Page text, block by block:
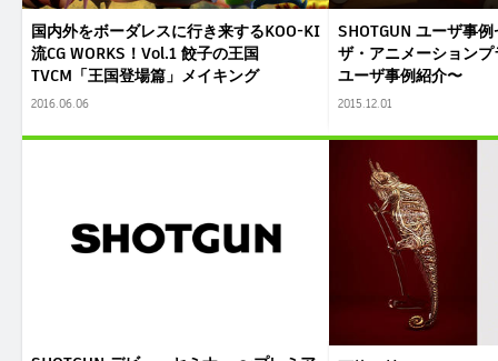
国内外をボーダレスに行き来するKOO-KI
流CG WORKS！Vol.1 餃子の王国
TVCM「王国登場篇」メイキング
2016.06.06
SHOTGUN ユーザ事
ザ・アニメーション
ユーザ事例紹介〜
2015.12.01